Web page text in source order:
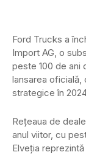
Ford Trucks a
Import AG, o
peste 100 de ani
lansarea oficială,
strategice în
Rețeaua de
anul viitor, cu
Elveția